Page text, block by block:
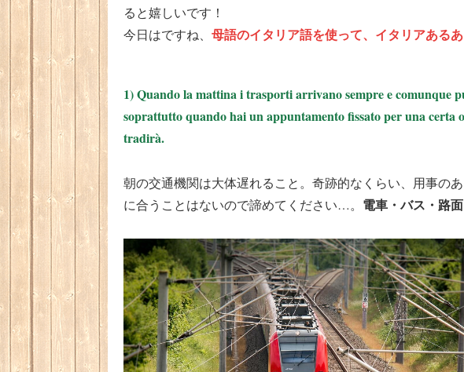
ると嬉しいです！
今日はですね、 母語のイタリア語を使って、イタリアある
1) Quando la mattina i trasporti arrivano sempre e comunque
soprattutto quando hai un appuntamento fissato per una
tradirà.
朝の交通機関は大体遅れること。奇跡的なくらい、用事の
に合うことはないので諦めてください…。 電車・バス・路